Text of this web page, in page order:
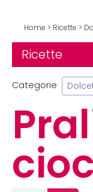
Home > Ricette >
Ricette
Categorie